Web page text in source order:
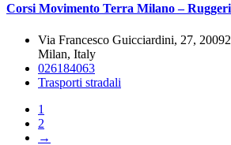
Corsi Movimento Terra Milano – Ruggeri
Via Francesco Guicciardini, 27,
Milan, Italy
026184063
Trasporti stradali
1
2
→